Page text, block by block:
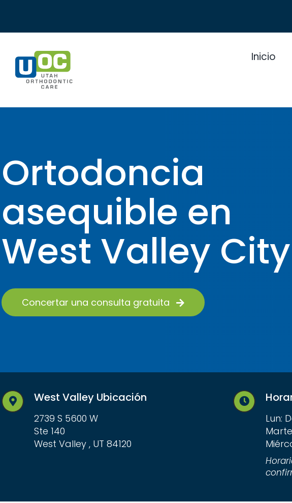
content
Inicio
Ortodoncia
asequible en
West Valley City
Concertar una consulta gratuita
West Valley Ubicación
2739 S 5600 W
Ste 140
West Valley , UT 84120
Lun: